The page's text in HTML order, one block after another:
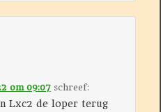
om 09:07 schreef:
Lxc2 de loper terug